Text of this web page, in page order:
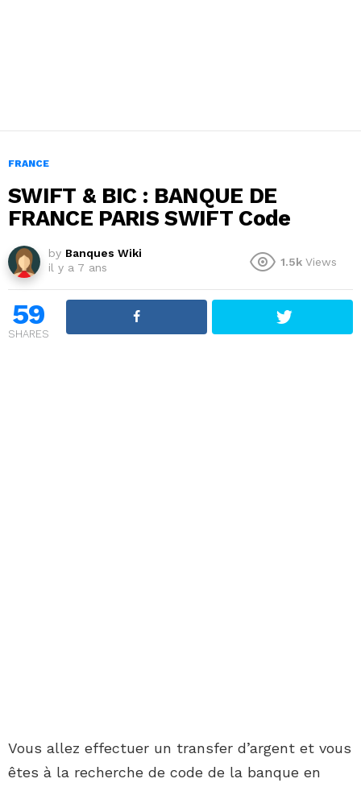
FRANCE
SWIFT & BIC : BANQUE DE
FRANCE PARIS SWIFT Code
by Banques Wiki
il y a 7 ans
1.5k Views
59
SHARES
Vous allez effectuer un transfer d’argent et vous
êtes à la recherche de code de la banque en